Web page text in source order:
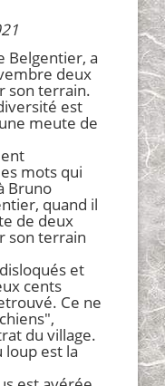
Belgentier, a
deux
son terrain.
est
meute de
mots qui
Bruno
quand il
de deux
son terrain
et
cents
Ce ne
du village.
loup est la